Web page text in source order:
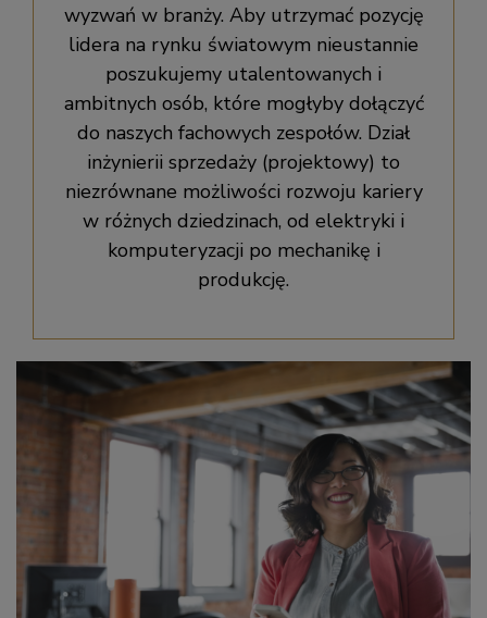
wyzwań w branży. Aby utrzymać pozycję
lidera na rynku światowym nieustannie
poszukujemy utalentowanych i
ambitnych osób, które mogłyby dołączyć
do naszych fachowych zespołów. Dział
inżynierii sprzedaży (projektowy) to
niezrównane możliwości rozwoju kariery
w różnych dziedzinach, od elektryki i
komputeryzacji po mechanikę i
produkcję.